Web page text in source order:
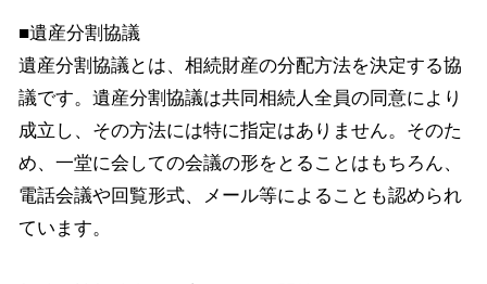
■遺産分割協議
遺産分割協議とは、相続財産の分配方法を決定する協
議です。遺産分割協議は共同相続人全員の同意により
成立し、その方法には特に指定はありません。そのた
め、一堂に会しての会議の形をとることはもちろん、
電話会議や回覧形式、メール等によることも認められ
ています。